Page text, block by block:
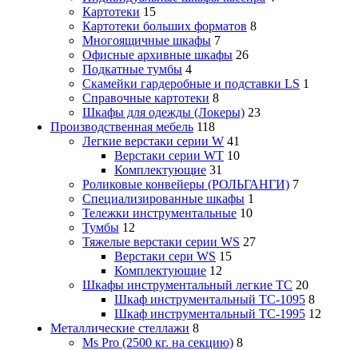
Картотеки 15
Картотеки больших форматов 8
Многоящичные шкафы 7
Офисные архивные шкафы 26
Подкатные тумбы 4
Скамейки гардеробные и подставки LS 1
Справочные картотеки 8
Шкафы для одежды (Локеры) 23
Производственная мебель 118
Легкие верстаки серии W 41
Верстаки серии WT 10
Комплектующие 31
Роликовые конвейеры (РОЛЬГАНГИ) 7
Специализированные шкафы 1
Тележки инструментальные 10
Тумбы 12
Тяжелые верстаки серии WS 27
Верстаки сери WS 15
Комплектующие 12
Шкафы инструментальный легкие ТС 20
Шкаф инструментальный TC-1095 8
Шкаф инструментальный TC-1995 12
Металлические стеллажи 8
Ms Pro (2500 кг. на секцию) 8